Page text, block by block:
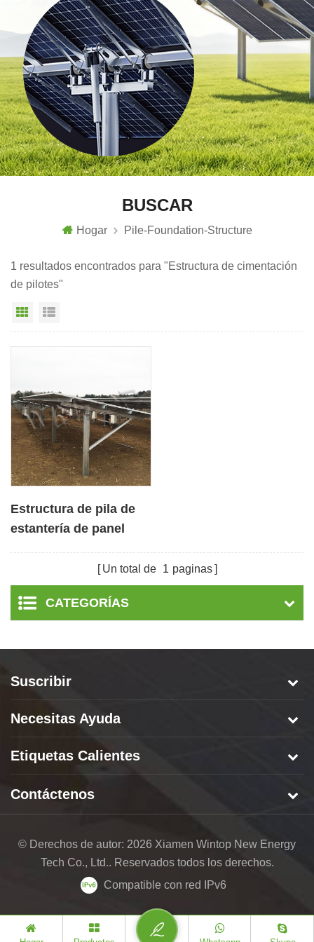
BUSCAR
Hogar Pile-Foundation-Structure
1 resultados encontrados para "Estructura de cimentación
de pilotes"
Vista en cuadrícula
Estructura de pila de
estantería de panel
Un total de 1 paginas
CATEGORÍAS
Suscribir
Necesitas Ayuda
Etiquetas Calientes
Contáctenos
© Derechos de autor: 2026 Xiamen Wintop New Energy
Tech Co., Ltd.. Reservados todos los derechos.
Compatible con red IPv6